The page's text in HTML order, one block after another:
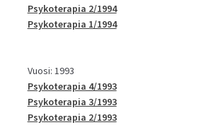
Psykoterapia 2/1994
Psykoterapia 1/1994
Vuosi: 1993
Psykoterapia 4/1993
Psykoterapia 3/1993
Psykoterapia 2/1993